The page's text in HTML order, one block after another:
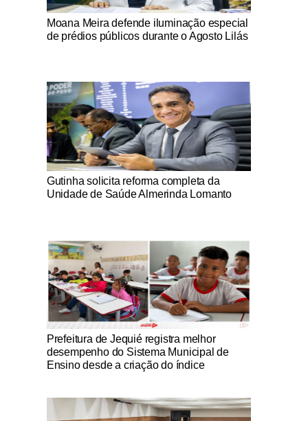
Notícias Católicas
Moana Meira defende iluminação especial
de prédios públicos durante o Agosto Lilás
Notícias Católicas
Gutinha solicita reforma completa da
Unidade de Saúde Almerinda Lomanto
Notícias Católicas
Prefeitura de Jequié registra melhor
desempenho do Sistema Municipal de
Ensino desde a criação do índice